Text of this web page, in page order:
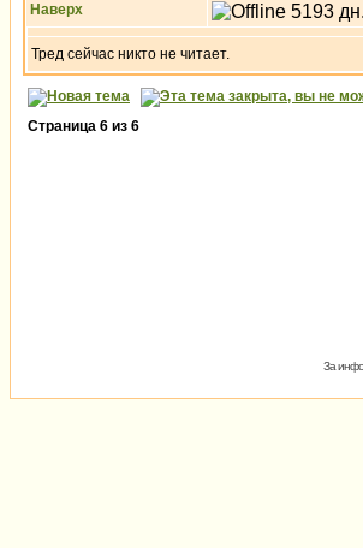
Наверх
Тред сейчас никто не читает.
Страница 6 из 6
За